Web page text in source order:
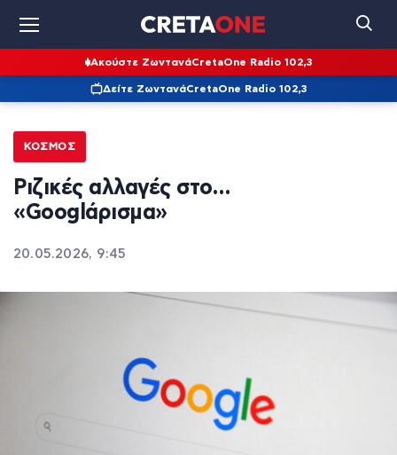
Ακούστε ΖωντανάCretaOne Radio 102,3
Δείτε ΖωντανάCretaOne Radio 102,3
ΚΌΣΜΟΣ
Ριζικές αλλαγές στο…
«Googlάρισμα»
20.05.2026, 9:45